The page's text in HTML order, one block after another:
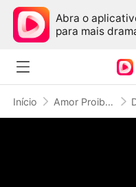
Abra o
para mais
Início Amor Proibido